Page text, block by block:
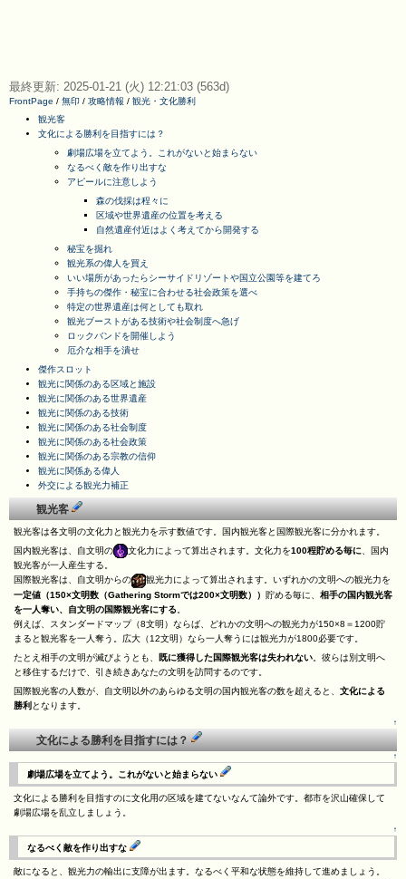
最終更新: 2025-01-21 (火) 12:21:03 (563d)
FrontPage / 無印 / 攻略情報 / 観光・文化勝利
観光客
文化による勝利を目指すには？
劇場広場を立てよう。これがないと始まらない
なるべく敵を作り出すな
アピールに注意しよう
森の伐採は程々に
区域や世界遺産の位置を考える
自然遺産付近はよく考えてから開発する
秘宝を掘れ
観光系の偉人を買え
いい場所があったらシーサイドリゾートや国立公園等を建てろ
手持ちの傑作・秘宝に合わせる社会政策を選べ
特定の世界遺産は何としても取れ
観光ブーストがある技術や社会制度へ急げ
ロックバンドを開催しよう
厄介な相手を潰せ
傑作スロット
観光に関係のある区域と施設
観光に関係のある世界遺産
観光に関係のある技術
観光に関係のある社会制度
観光に関係のある社会政策
観光に関係のある宗教の信仰
観光に関係ある偉人
外交による観光力補正
観光客
観光客は各文明の文化力と観光力を示す数値です。国内観光客と国際観光客に分かれます。
国内観光客は、自文明の
文化力によって算出されます。文化力を100程貯める毎に 、国内
観光客が一人産生する。
国際観光客は、自文明からの
観光力によって算出されます。いずれかの文明への観光力を
一定値（150×文明数（Gathering Stormでは200×文明数）） 貯める毎に、 相手の国内観光客
を一人奪い、自文明の国際観光客にする
例えば、スタンダードマップ（8文明）ならば、どれかの文明への観光力が150×8＝1200貯
まると観光客を一人奪う。広大（12文明）なら一人奪うには観光力が1800必要です。
たとえ相手の文明が滅びようとも、 既に獲得した国際観光客は失われない 。彼らは別文明へ
と移住するだけで、引き続きあなたの文明を訪問するのです。
国際観光客の人数が、自文明以外のあらゆる文明の国内観光客の数を超えると、 文化による
勝利 となります。
↑
文化による勝利を目指すには？
↑
劇場広場を立てよう。これがないと始まらない
文化による勝利を目指すのに文化用の区域を建てないなんて論外です。都市を沢山確保して
劇場広場を乱立しましょう。
↑
なるべく敵を作り出すな
敵になると、観光力の輸出に支障が出ます。なるべく平和な状態を維持して進めましょう。